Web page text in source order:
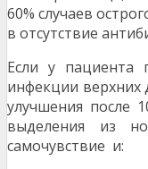
60% случаев
в отсутствие
Если у пациента
инфекции верхних
улучшения после
выделения из
самочувствие и: